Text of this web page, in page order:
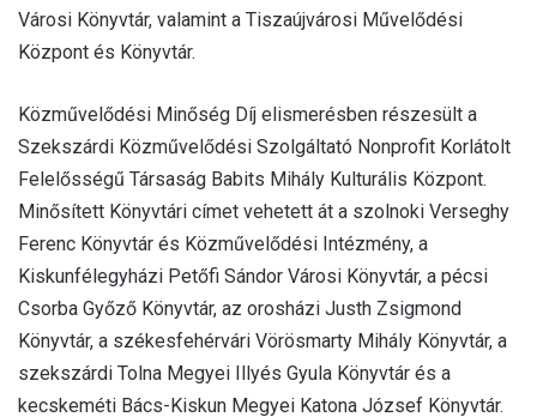
Városi Könyvtár, valamint a Tiszaújvárosi Művelődési
Központ és Könyvtár.
Közművelődési Minőség Díj elismerésben részesült a
Szekszárdi Közművelődési Szolgáltató Nonprofit Korlátolt
Felelősségű Társaság Babits Mihály Kulturális Központ.
Minősített Könyvtári címet vehetett át a szolnoki Verseghy
Ferenc Könyvtár és Közművelődési Intézmény, a
Kiskunfélegyházi Petőfi Sándor Városi Könyvtár, a pécsi
Csorba Győző Könyvtár, az orosházi Justh Zsigmond
Könyvtár, a székesfehérvári Vörösmarty Mihály Könyvtár, a
szekszárdi Tolna Megyei Illyés Gyula Könyvtár és a
kecskeméti Bács-Kiskun Megyei Katona József Könyvtár.